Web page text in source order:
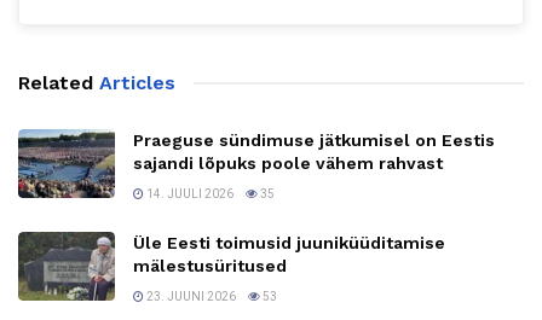
Related Articles
Praeguse sündimuse jätkumisel on Eestis
sajandi lõpuks poole vähem rahvast
14. JUULI 2026 35
Üle Eesti toimusid juuniküüditamise
mälestusüritused
23. JUUNI 2026 53